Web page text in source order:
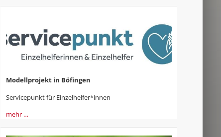
Modellprojekt in Böfingen
Servicepunkt für Einzelhelfer*innen
mehr …